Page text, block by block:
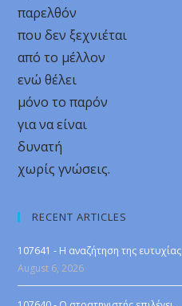
παρελθόν
που δεν ξεχνιέται
από το μέλλον
ενώ θέλει
μόνο το παρόν
για να είναι
δυνατή
χωρίς γνώσεις.
RECENT ARTICLES
107641 - Η αναζήτηση της ευτυχίας
August 6, 2026